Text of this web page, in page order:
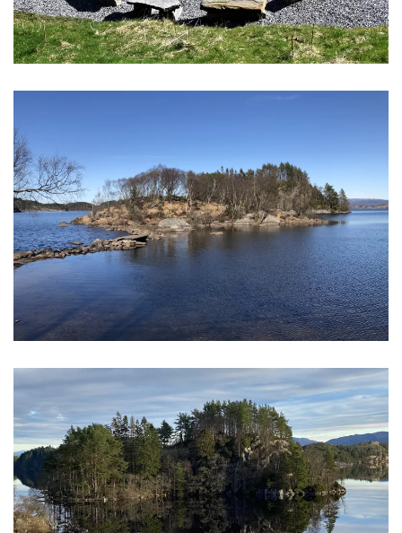
På denne lille øya skal det være en eldre
gravrøys fra steinalderen. Stedet er fint til å
bruke som sted for arrangementer under åpen
himmel.
Ute på denne øya er det fint å overnatte under
åpen himmel. Med sine mange store trær er